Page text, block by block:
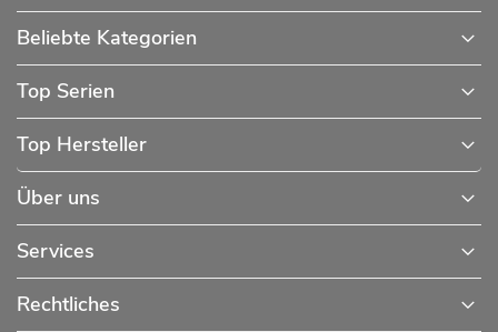
Beliebte Kategorien
Top Serien
Top Hersteller
Über uns
Services
Rechtliches